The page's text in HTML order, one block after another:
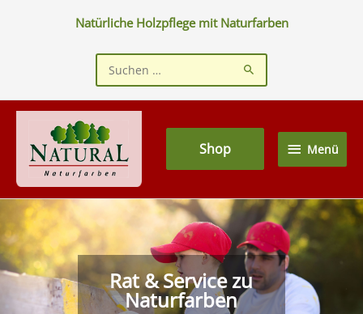
Natürliche Holzpflege mit Naturfarben
Suchen
nach:
Menü
Shop
Rat & Service zu
Naturfarben